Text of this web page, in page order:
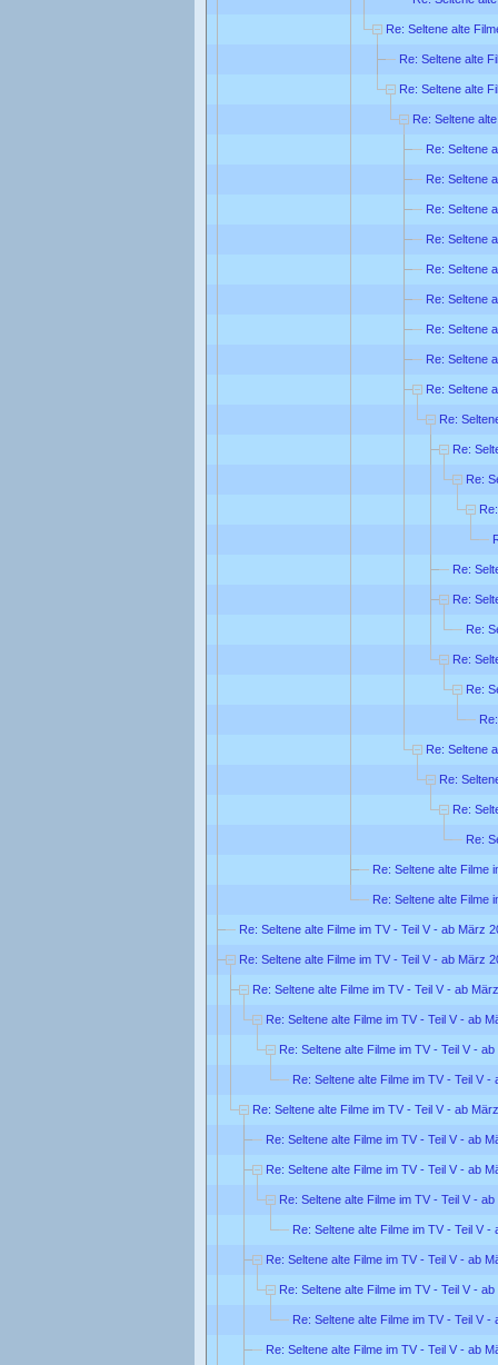
Re: Seltene alte
Re: Seltene alte
Re: Seltene alte
Re: Seltene
Re: Seltene
Re: Seltene
Re: Seltene
Re: Seltene
Re: Seltene
Re: Seltene
Re: Seltene
Re: Seltene
Re: Seltene
Re:
Re:
Re:
Re:
Re:
Re:
Re:
Re:
Re: Seltene
Re:
Re:
Re:
Re: Seltene alte Filme
Re: Seltene alte Filme
Re: Seltene alte Filme im TV - Teil V - ab März
Re: Seltene alte Filme im TV - Teil V - ab März
Re: Seltene alte Filme im TV - Teil V - ab
Re: Seltene alte Filme im TV - Teil V - ab
Re: Seltene alte Filme im TV - Teil V -
Re: Seltene alte Filme im TV - Teil V -
Re: Seltene alte Filme im TV - Teil V - ab
Re: Seltene alte Filme im TV - Teil V - ab
Re: Seltene alte Filme im TV - Teil V - ab
Re: Seltene alte Filme im TV - Teil V -
Re: Seltene alte Filme im TV - Teil V -
Re: Seltene alte Filme im TV - Teil V - ab
Re: Seltene alte Filme im TV - Teil V -
Re: Seltene alte Filme im TV - Teil V -
Re: Seltene alte Filme im TV - Teil V - ab